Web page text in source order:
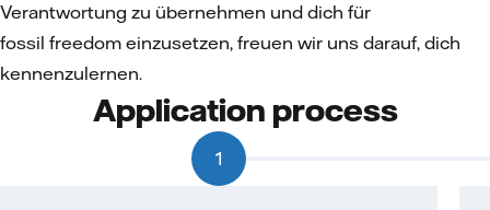
Verantwortung zu übernehmen und dich für
fossil freedom einzusetzen, freuen wir uns darauf, dich
kennenzulernen.
Application process
1